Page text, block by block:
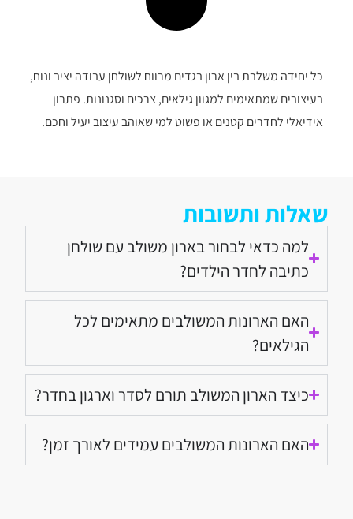
כל יחידה משלבת בין ארון בגדים מרווח לשולחן עבודה יציב ונוח,
בעיצובים שמתאימים למגוון גילאים, צרכים וסגנונות. פתרון
אידיאלי לחדרים קטנים או פשוט למי שאוהב עיצוב יעיל וחכם.
שאלות ותשובות
למה כדאי לבחור בארון משולב עם שולחן
כתיבה לחדר הילדים?
האם הארונות המשולבים מתאימים לכל
הגילאים?
כיצד הארון המשולב תורם לסדר וארגון בחדר?
האם הארונות המשולבים עמידים לאורך זמן?